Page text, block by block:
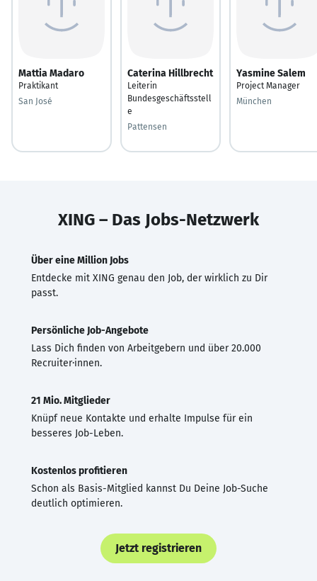
Mattia Madaro
Praktikant
San José
Caterina Hillbrecht
Leiterin
Bundesgeschäftsstell
e
Pattensen
Yasmine Salem
Project Manager
München
XING – Das Jobs-Netzwerk
Über eine Million Jobs
Entdecke mit XING genau den Job, der wirklich zu Dir
passt.
Persönliche Job-Angebote
Lass Dich finden von Arbeitgebern und über 20.000
Recruiter·innen.
21 Mio. Mitglieder
Knüpf neue Kontakte und erhalte Impulse für ein
besseres Job-Leben.
Kostenlos profitieren
Schon als Basis-Mitglied kannst Du Deine Job-Suche
deutlich optimieren.
Jetzt registrieren